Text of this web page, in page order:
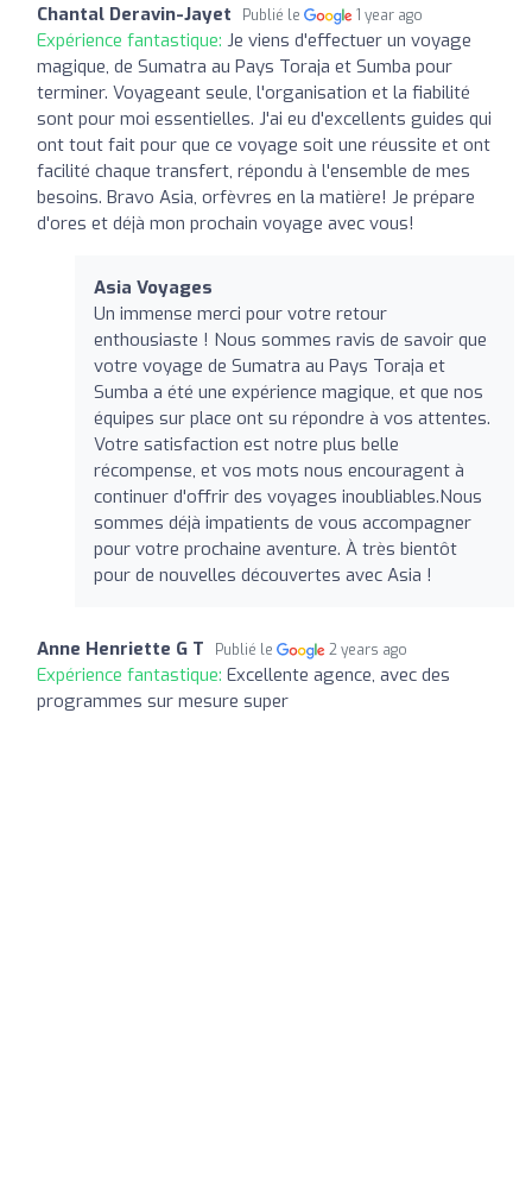
Chantal Deravin-Jayet Publié le 1 year ago
Expérience fantastique: Je viens d'effectuer un voyage
magique, de Sumatra au Pays Toraja et Sumba pour
terminer. Voyageant seule, l'organisation et la fiabilité
sont pour moi essentielles. J'ai eu d'excellents guides qui
ont tout fait pour que ce voyage soit une réussite et ont
facilité chaque transfert, répondu à l'ensemble de mes
besoins. Bravo Asia, orfèvres en la matière! Je prépare
d'ores et déjà mon prochain voyage avec vous!
Asia Voyages
Un immense merci pour votre retour
enthousiaste ! Nous sommes ravis de savoir que
votre voyage de Sumatra au Pays Toraja et
Sumba a été une expérience magique, et que nos
équipes sur place ont su répondre à vos attentes.
Votre satisfaction est notre plus belle
récompense, et vos mots nous encouragent à
continuer d'offrir des voyages inoubliables.Nous
sommes déjà impatients de vous accompagner
pour votre prochaine aventure. À très bientôt
pour de nouvelles découvertes avec Asia !
Anne Henriette G T Publié le 2 years ago
Expérience fantastique: Excellente agence, avec des
programmes sur mesure super